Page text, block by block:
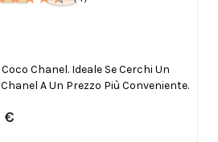
Chanel. Ideale Se Cerchi Un
A Un Prezzo Più Conveniente.
€